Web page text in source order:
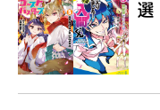
選